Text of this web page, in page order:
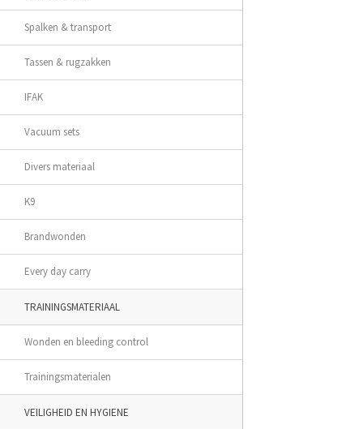
Spalken & transport
Tassen & rugzakken
IFAK
Vacuum sets
Divers materiaal
K9
Brandwonden
Every day carry
TRAININGSMATERIAAL
Wonden en bleeding control
Trainingsmaterialen
VEILIGHEID EN HYGIENE